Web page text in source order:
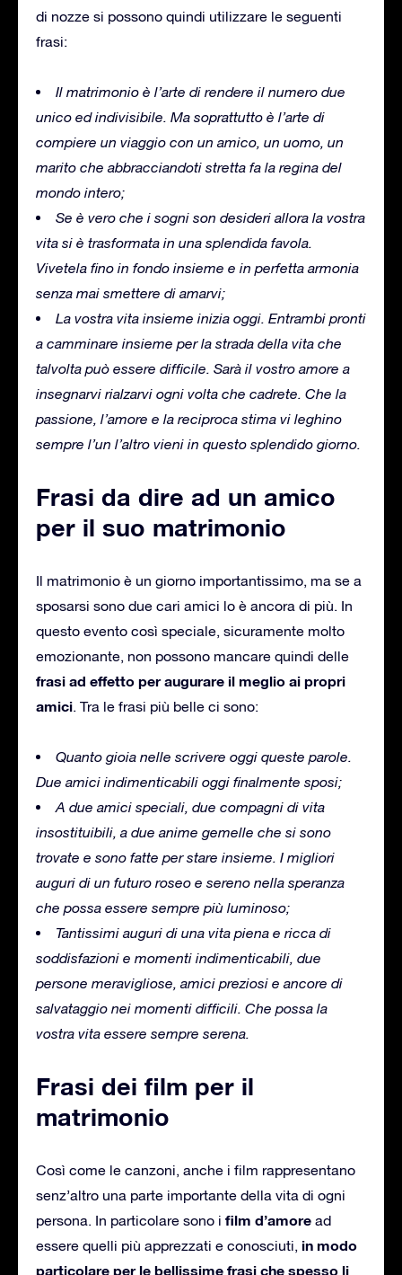
di nozze si possono quindi utilizzare le seguenti
frasi:
Il matrimonio è l’arte di rendere il numero due
unico ed indivisibile. Ma soprattutto è l’arte di
compiere un viaggio con un amico, un uomo, un
marito che abbracciandoti stretta fa la regina del
mondo intero;
Se è vero che i sogni son desideri allora la vostra
vita si è trasformata in una splendida favola.
Vivetela fino in fondo insieme e in perfetta armonia
senza mai smettere di amarvi;
La vostra vita insieme inizia oggi. Entrambi pronti
a camminare insieme per la strada della vita che
talvolta può essere difficile. Sarà il vostro amore a
insegnarvi rialzarvi ogni volta che cadrete. Che la
passione, l’amore e la reciproca stima vi leghino
sempre l’un l’altro vieni in questo splendido giorno.
Frasi da dire ad un amico
per il suo matrimonio
Il matrimonio è un giorno importantissimo, ma se a
sposarsi sono due cari amici lo è ancora di più. In
questo evento così speciale, sicuramente molto
emozionante, non possono mancare quindi delle
frasi ad effetto per augurare il meglio ai propri
amici. Tra le frasi più belle ci sono:
Quanto gioia nelle scrivere oggi queste parole.
Due amici indimenticabili oggi finalmente sposi;
A due amici speciali, due compagni di vita
insostituibili, a due anime gemelle che si sono
trovate e sono fatte per stare insieme. I migliori
auguri di un futuro roseo e sereno nella speranza
che possa essere sempre più luminoso;
Tantissimi auguri di una vita piena e ricca di
soddisfazioni e momenti indimenticabili, due
persone meravigliose, amici preziosi e ancore di
salvataggio nei momenti difficili. Che possa la
vostra vita essere sempre serena.
Frasi dei film per il
matrimonio
Così come le canzoni, anche i film rappresentano
senz’altro una parte importante della vita di ogni
persona. In particolare sono i film d’amore ad
essere quelli più apprezzati e conosciuti, in modo
particolare per le bellissime frasi che spesso li